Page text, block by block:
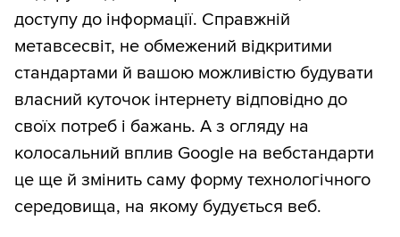
доступу до інформації. Справжній
метавсесвіт, не обмежений відкритими
стандартами й вашою можливістю будувати
власний куточок інтернету відповідно до
своїх потреб і бажань. А з огляду на
колосальний вплив Google на вебстандарти
це ще й змінить саму форму технологічного
середовища, на якому будується веб.